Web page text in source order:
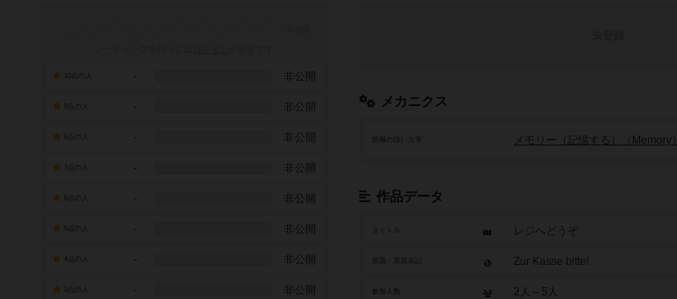
メカニクス
メモリー（記憶する）（Memory）
作品データ
タイトル レジへどうぞ
Zur Kasse bitte!
参加人数 2人～5人
- 非公開
- 非公開
- 非公開
7点の人 - 非公開
- 非公開
- 非公開
- 非公開
- 非公開